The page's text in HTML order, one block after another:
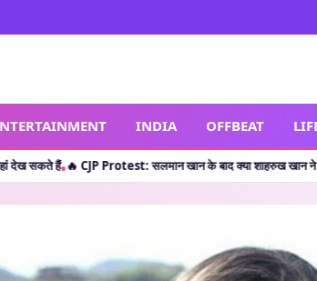
INDIA OFFBEAT
खान के बाद क्या शाहरुख खान ने छात्रों का किया सपोर्ट? जानें वायरल